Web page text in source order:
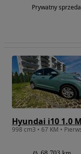
Prywatny
Hyundai i10 1.0
998 cm3 • 67 KM •